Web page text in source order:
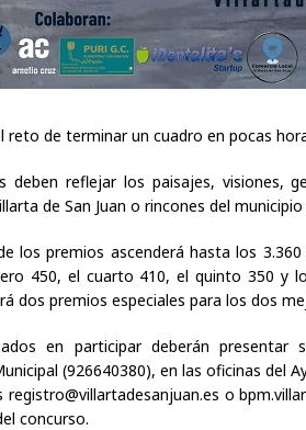
reto de terminar un cuadro en pocas
deben reflejar los paisajes, visiones,
de San Juan o rincones del
los premios ascenderá hasta los
450, el cuarto 410, el quinto 350 y
dos premios especiales para los dos
en participar deberán presentar
(926640380), en las oficinas del
registro@villartadesanjuan.es o
concurso.